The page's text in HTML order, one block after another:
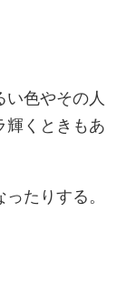
色やその人
輝くときもあ
たりする。